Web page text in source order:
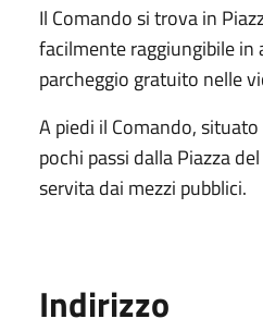
Il Comando si trova in
facilmente raggiungibile in
parcheggio gratuito nelle
A piedi il Comando,
pochi passi dalla Piazza
servita dai mezzi pubblici.
Indirizzo